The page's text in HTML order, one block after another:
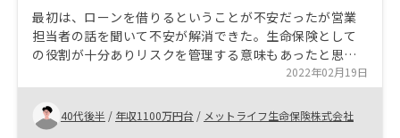
最初は、ローンを借りるということが不安だったが営業
担当者の話を聞いて不安が解消できた。生命保険として
の役割が十分ありリスクを管理する意味もあったと思い
ます。中古マンションというリスクもあるがメリットも
ありいい話に巡り合えたと思います。
2022年02月19日
40代後半 / 年収1100万円台 / メットライフ生命保険株式会社